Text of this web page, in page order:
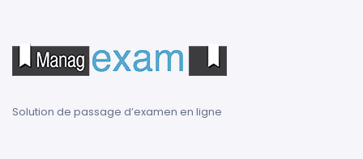
Solution de passage d’examen en ligne